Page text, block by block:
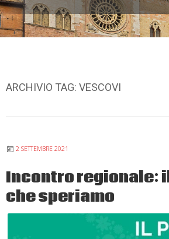
ARCHIVIO TAG: VESCOVI
2 SETTEMBRE 2021
Incontro regionale:
che speriamo